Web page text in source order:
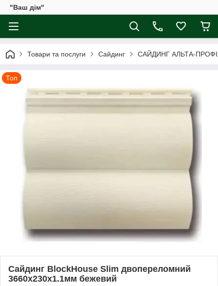
"Ваш дім"
Товари та послуги Сайдинг САЙДИНГ АЛЬТА-
Топ
Сайдинг BlockHouse Slim двопереломний
3660x230x1.1мм бежевий